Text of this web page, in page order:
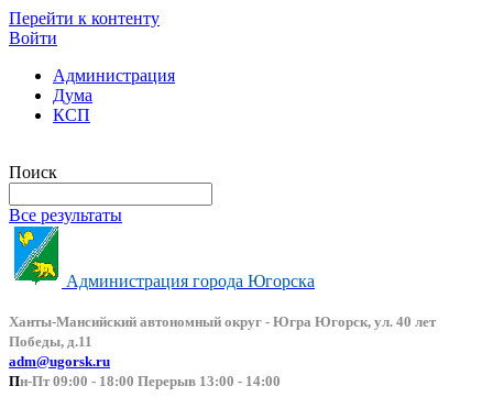
Перейти к контенту
Войти
Администрация
Дума
КСП
Поиск
Все результаты
Администрация города Югорска
Ханты-Мансийский автономный округ - Югра Югорск, ул. 40 лет
Победы, д.11
adm@ugorsk.ru
Пн-Пт 09:00 - 18:00 Перерыв 13:00 - 14:00